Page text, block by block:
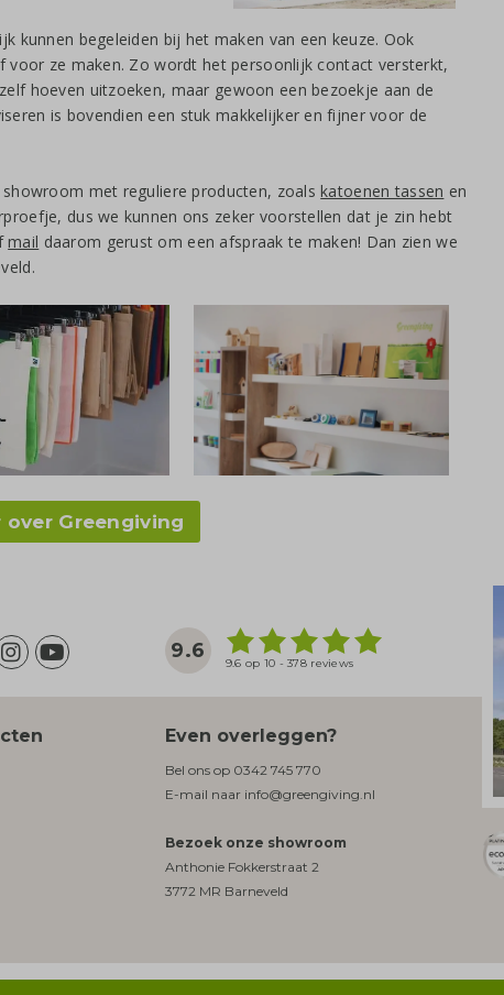
kunnen begeleiden bij het maken van een keuze. Ook
voor ze maken. Zo wordt het persoonlijk contact versterkt,
hoeven uitzoeken, maar gewoon een bezoekje aan de
is bovendien een stuk makkelijker en fijner voor de
met reguliere producten, zoalskatoenen tassen en
dus we kunnen ons zeker voorstellen dat je zin hebt
mail daarom gerust om een afspraak te maken! Dan zien we
over Greengiving
9.6
9.6 op 10 - 378 reviews
Even overleggen?
Bel ons op 0342 745 770
E-mail naar info@greengiving.nl
Bezoek onze showroom
Anthonie Fokkerstraat 2
3772 MR Barneveld